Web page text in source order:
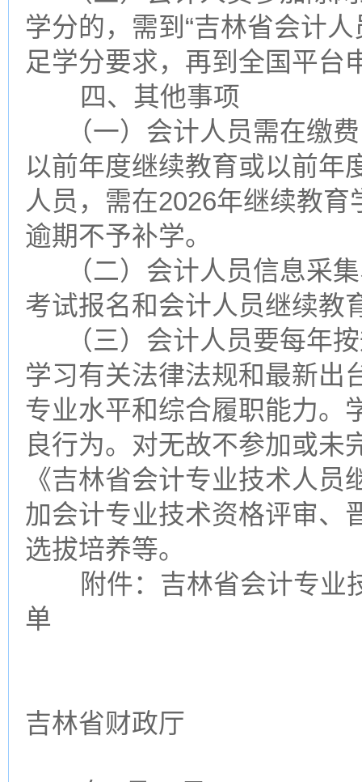
学分的，需到“吉林省会计
足学分要求，再到全国平台
四、其他事项
（一）会计人员需在缴费
以前年度继续教育或以前年
人员，需在2026年继续教
逾期不予补学。
（二）会计人员信息采集
考试报名和会计人员继续教
（三）会计人员要每年按
学习有关法律法规和最新出
专业水平和综合履职能力。
良行为。对无故不参加或未
《吉林省会计专业技术人
加会计专业技术资格评审、
选拔培养等。
附件：吉林省会计专业
单
吉林省财政厅